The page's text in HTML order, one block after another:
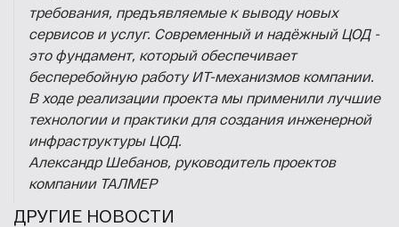
требования, предъявляемые к выводу новых
сервисов и услуг. Современный и надёжный ЦОД -
это фундамент, который обеспечивает
бесперебойную работу ИТ-механизмов компании.
В ходе реализации проекта мы применили лучшие
технологии и практики для создания инженерной
инфраструктуры ЦОД.
Александр Шебанов, руководитель проектов
компании ТАЛМЕР
ДРУГИЕ НОВОСТИ